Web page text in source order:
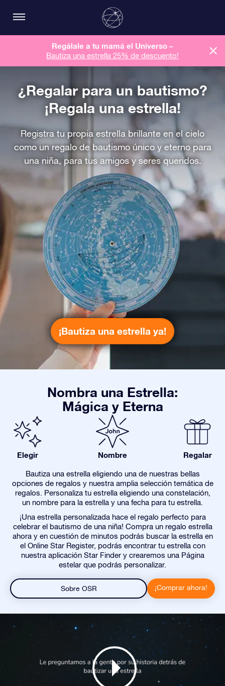
Regálale a tu mamá el Universo –
Bautiza una estrella 25% de descuento!
¿Regalar para un bautismo?
¡Regala una estrella!
Registra tu propia estrella brillante en el cielo
como un regalo de bautismo único y eterno para
una niña, para tus amigos y seres queridos.
¡Bautiza una estrella ya!
Nombra una Estrella:
Mágica y Eterna
Elegir Nombre Regalar
Bautiza una estrella eligiendo una de nuestras bellas
opciones de regalos y nuestra amplia selección temática de
regalos. Personaliza tu estrella eligiendo una constelación,
un nombre para la estrella y una fecha para tu estrella.
¡Una estrella personalizada hace el regalo perfecto para
celebrar el bautismo de una niña! Compra un regalo estrella
ahora y en cuestión de minutos podrás buscar la estrella en
el Online Star Register, podrás encontrar tu estrella con
nuestra aplicación Star Finder y crearemos una Página
estelar que podrás personalizar.
Sobre OSR ¡Comprar ahora!